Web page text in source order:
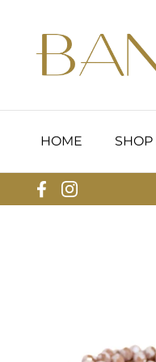
HOME
Facebook
Instagram